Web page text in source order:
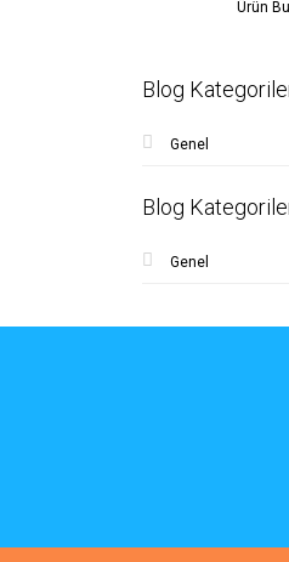
Ürün
Blog
Genel
Blog
Genel